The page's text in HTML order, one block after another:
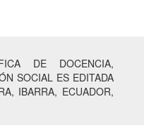
DE DOCENCIA,
SOCIAL ES EDITADA
IBARRA, ECUADOR,